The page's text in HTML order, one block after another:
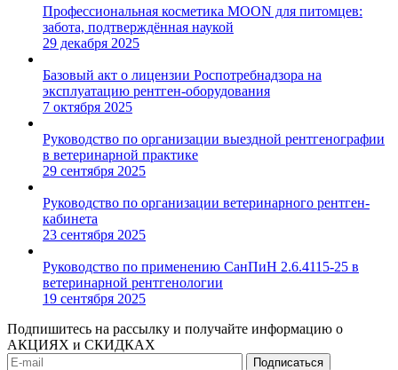
Профессиональная косметика MOON для питомцев:
забота, подтверждённая наукой
29 декабря 2025
Базовый акт о лицензии Роспотребнадзора на
эксплуатацию рентген-оборудования
7 октября 2025
Руководство по организации выездной рентгенографии
в ветеринарной практике
29 сентября 2025
Руководство по организации ветеринарного рентген-
кабинета
23 сентября 2025
Руководство по применению СанПиН 2.6.4115-25 в
ветеринарной рентгенологии
19 сентября 2025
Подпишитесь на рассылку и получайте информацию о
АКЦИЯХ и СКИДКАХ